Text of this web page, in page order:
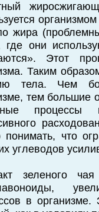
жира
они
Этот
Таким
тела. Чем
тем большие
процессы
понимать, что
углеводов
зеленого
в организме.